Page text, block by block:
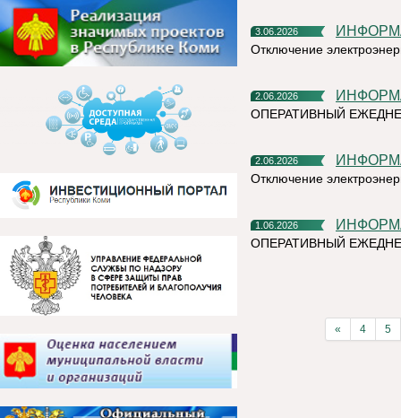
3.06.2026
Отключение
2.06.2026
ОПЕРАТИВНЫЙ
2.06.2026
Отключение
1.06.2026
ОПЕРАТИВНЫЙ
« 4 5